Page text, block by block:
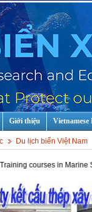
Giới thiệu Vietnamese
Du lịch biển Việt Nam
in Marine Scientist